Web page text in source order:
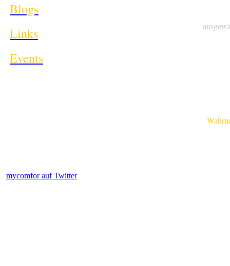
Blogs
Links
Events
mycomfor auf Twitter